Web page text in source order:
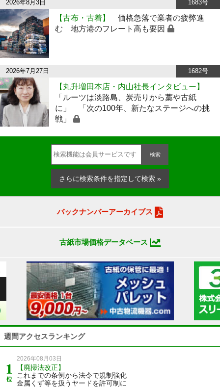
2026年8月3日 1683号
【古布・古着】
価格急落で業者の疲弊進
む 地方港のフレート高も要因
2026年7月27日 1682号
【丸升増田本店・内山社長インタビュー】
「ルーツは淡路島、炭売りから藁や古紙
に」 「次の100年、新たなステージへの挑
戦」
検索
さらに検索条件を指定して検索 »
バックナンバーアーカイブス
古紙市場価格データベース
週間アクセスランキング
2026年08月03日
【廃掃法改正】
これまでの条例から法令で規制強化
金属くず等を扱うヤードを許可制に